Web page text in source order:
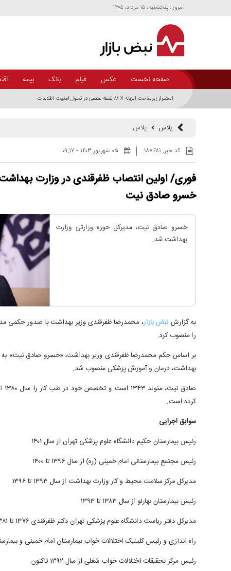
امروز : پنجشنبه، ۱۵ مرداد، ۱۴۰۵
صفحه نخست عکس فیلم بانک بیمه
استقرار زیرساخت ایزوله VDI؛ نقطه عطفی در تحول امنیت اطلاعات
پلاس پلاس
کد خبر: ۱۸۸۶۸۱ ۰۵ شهريور ۱۴۰۳ - ۰۹:۱۷
فوری/ اولین انتصاب ظفرقندی در وزارت
خسرو صادق نیت
خسرو صادق نیت، مدیرکل حوزه وزارتی وزارت
بهداشت شد.
به گزارشنبض بازار، محمدرضا ظفرقندی وزیر بهداشت با صدور حکمی
را منصوب کرد.
بر اساس حکم محمدرضا ظفرقندی وزیر بهداشت، «خسرو صادق نیت» به
بهداشت، درمان و آموزش پزشکی منصوب شد.
کرده است.
سوابق اجرایی
رئیس بیمارستان حکیم دانشگاه علوم پزشکی تهران از سال ۱۴۰۱
رئیس مجتمع بیمارستانی امام خمینی (ره) از سال ۱۳۹۶ تا ۱۴۰۰
مدیرکل مرکز سلامت محیط و کار وزارت بهداشت از سال ۱۳۹۳ تا ۱۳۹۶
رئیس بیمارستان بهارلو از سال ۱۳۸۳ تا ۱۳۹۳
مدیرکل دفتر ریاست دانشگاه علوم پزشکی تهران دکتر ظفرقندی ۱۳۷۶ تا ۱۳۸۱
راه اندازی و رئیس کلینیک اختلالات خواب بیمارستان امام خمینی و بیمارستان
رئیس مرکز تحقیقات اختلالات خواب شغلی از سال ۱۳۹۲ تاکنون